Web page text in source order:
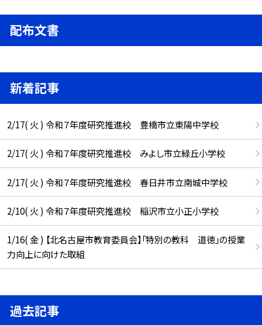
配布文書
新着記事
2/17( 火 ) 令和７年度研究推進校 豊橋市立東陽中学校
2/17( 火 ) 令和７年度研究推進校 みよし市立緑丘小学校
2/17( 火 ) 令和７年度研究推進校 春日井市立南城中学校
2/10( 火 ) 令和７年度研究推進校 稲沢市立小正小学校
1/16( 金 ) 【北名古屋市教育委員会】「特別の教科 道徳」の授業
力向上に向けた取組
過去記事